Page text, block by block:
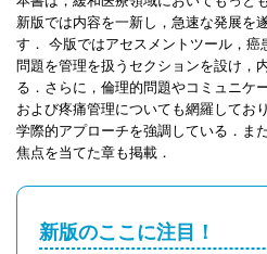
新版では内容を一新し，急速な発展を
す． 今版ではアセスメントツール，
問題を管理を扱うセクションを設け，
る．さらに，倫理的問題やコミュニケ
および疼痛管理についても網羅してお
学際的アプローチを強調している．ま
焦点を当てた章も掲載．
新版のここに注目！